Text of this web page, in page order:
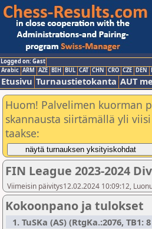
Logged on: Gast
Arabic ARM AZE BIH BUL CAT CHN CRO CZE DEN
Etusivu Turnaustietokanta AUT
Huom! Palvelimen kuorman
skannausta siirtämällä yli
taakse:
FIN League 2023-2024
Viimeisin päivitys12.02.2024 10:09:12,
Kokoonpano ja tulokset
1. TuSKa (AS) (RtgKa.:2076, TB1: